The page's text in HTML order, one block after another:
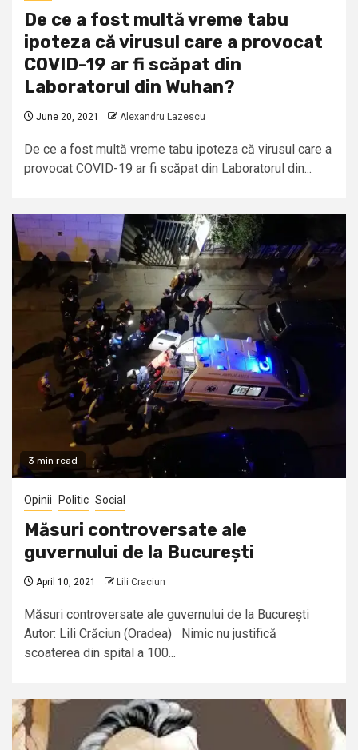
De ce a fost multă vreme tabu
ipoteza că virusul care a provocat
COVID-19 ar fi scăpat din
Laboratorul din Wuhan?
June 20, 2021 Alexandru Lazescu
De ce a fost multă vreme tabu ipoteza că virusul care a
provocat COVID-19 ar fi scăpat din Laboratorul din...
3 min read
Opinii Politic Social
Măsuri controversate ale
guvernului de la București
April 10, 2021 Lili Craciun
Măsuri controversate ale guvernului de la București
Autor: Lili Crăciun (Oradea) Nimic nu justifică
scoaterea din spital a 100...